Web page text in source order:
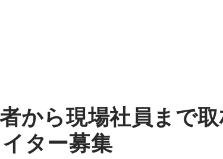
から現場社員まで
ター募集